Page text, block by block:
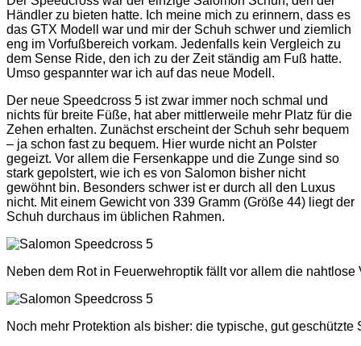
Händler zu bieten hatte. Ich meine mich zu erinnern, dass es
das GTX Modell war und mir der Schuh schwer und ziemlich
eng im Vorfußbereich vorkam. Jedenfalls kein Vergleich zu
dem Sense Ride, den ich zu der Zeit ständig am Fuß hatte.
Umso gespannter war ich auf das neue Modell.
Der neue Speedcross 5 ist zwar immer noch schmal und
nichts für breite Füße, hat aber mittlerweile mehr Platz für die
Zehen erhalten. Zunächst erscheint der Schuh sehr bequem
– ja schon fast zu bequem. Hier wurde nicht an Polster
gegeizt. Vor allem die Fersenkappe und die Zunge sind so
stark gepolstert, wie ich es von Salomon bisher nicht
gewöhnt bin. Besonders schwer ist er durch all den Luxus
nicht. Mit einem Gewicht von 339 Gramm (Größe 44) liegt der
Schuh durchaus im üblichen Rahmen.
Neben dem Rot in Feuerwehroptik fällt vor allem die
Noch mehr Protektion als bisher: die typische, gut